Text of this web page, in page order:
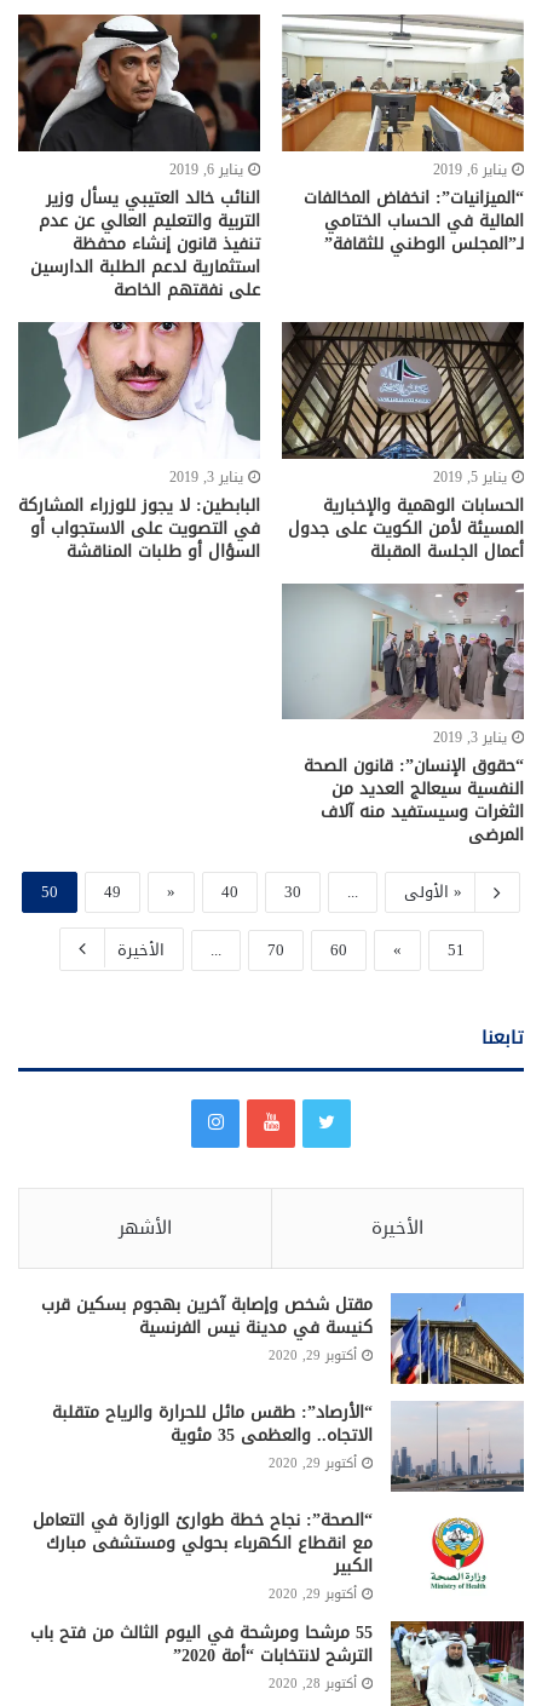
يناير 6, 2019
“الميزانيات”: انخفاض المخالفات
المالية في الحساب الختامي
لـ”المجلس الوطني للثقافة”
يناير 6, 2019
النائب خالد العتيبي يسأل وزير
التربية والتعليم العالي عن عدم
تنفيذ قانون إنشاء محفظة
استثمارية لدعم الطلبة الدارسين
على نفقتهم الخاصة
يناير 5, 2019
الحسابات الوهمية والإخبارية
المسيئة لأمن الكويت على جدول
أعمال الجلسة المقبلة
يناير 3, 2019
البابطين: لا يجوز للوزراء المشاركة
في التصويت على الاستجواب أو
السؤال أو طلبات المناقشة
يناير 3, 2019
“حقوق الإنسان”: قانون الصحة
النفسية سيعالج العديد من
الثغرات وسيستفيد منه آلاف
المرضى
« الأولى ...
30
40
«
49
50
51
»
60
70
... الأخيرة
تابعنا
الأخيرة الأشهر
مقتل شخص وإصابة آخرين بهجوم بسكين قرب
كنيسة في مدينة نيس الفرنسية
أكتوبر 29, 2020
“الأرصاد”: طقس مائل للحرارة والرياح متقلبة
الاتجاه.. والعظمى 35 مئوية
أكتوبر 29, 2020
“الصحة”: نجاح خطة طوارئ الوزارة في التعامل
مع انقطاع الكهرباء بحولي ومستشفى مبارك
الكبير
أكتوبر 29, 2020
55 مرشحا ومرشحة في اليوم الثالث من فتح باب
الترشح لانتخابات “أمة 2020”
أكتوبر 28, 2020